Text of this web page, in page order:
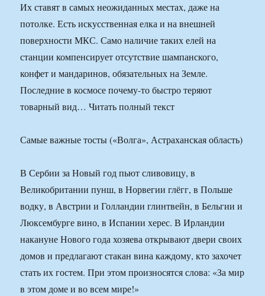
Их ставят в самых неожиданных местах, даже на
потолке. Есть искусственная елка и на внешней
поверхности МКС. Само наличие таких елей на
станции компенсирует отсутствие шампанского,
конфет и мандаринов, обязательных на Земле.
Последние в космосе почему-то быстро теряют
товарный вид… Читать полный текст
Самые важные тосты («Волга», Астраханская область)
В Сербии за Новый год пьют сливовицу, в
Великобритании пунш, в Норвегии глёгг, в Польше
водку, в Австрии и Голландии глинтвейн, в Бельгии и
Люксембурге вино, в Испании херес. В Ирландии
накануне Нового года хозяева открывают двери своих
домов и предлагают стакан вина каждому, кто захочет
стать их гостем. При этом произносятся слова: «За мир
в этом доме и во всем мире!»